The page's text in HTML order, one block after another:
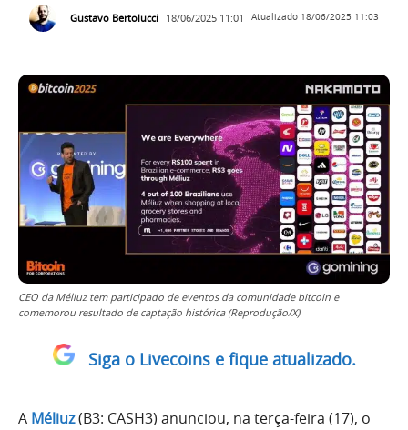
Gustavo Bertolucci 18/06/2025 11:01 Atualizado 18/06/2025 11:03
CEO da Méliuz tem participado de eventos da comunidade bitcoin e
comemorou resultado de captação histórica (Reprodução/X)
Siga o Livecoins e fique atualizado.
A Méliuz(B3: CASH3) anunciou, na terça-feira (17), o